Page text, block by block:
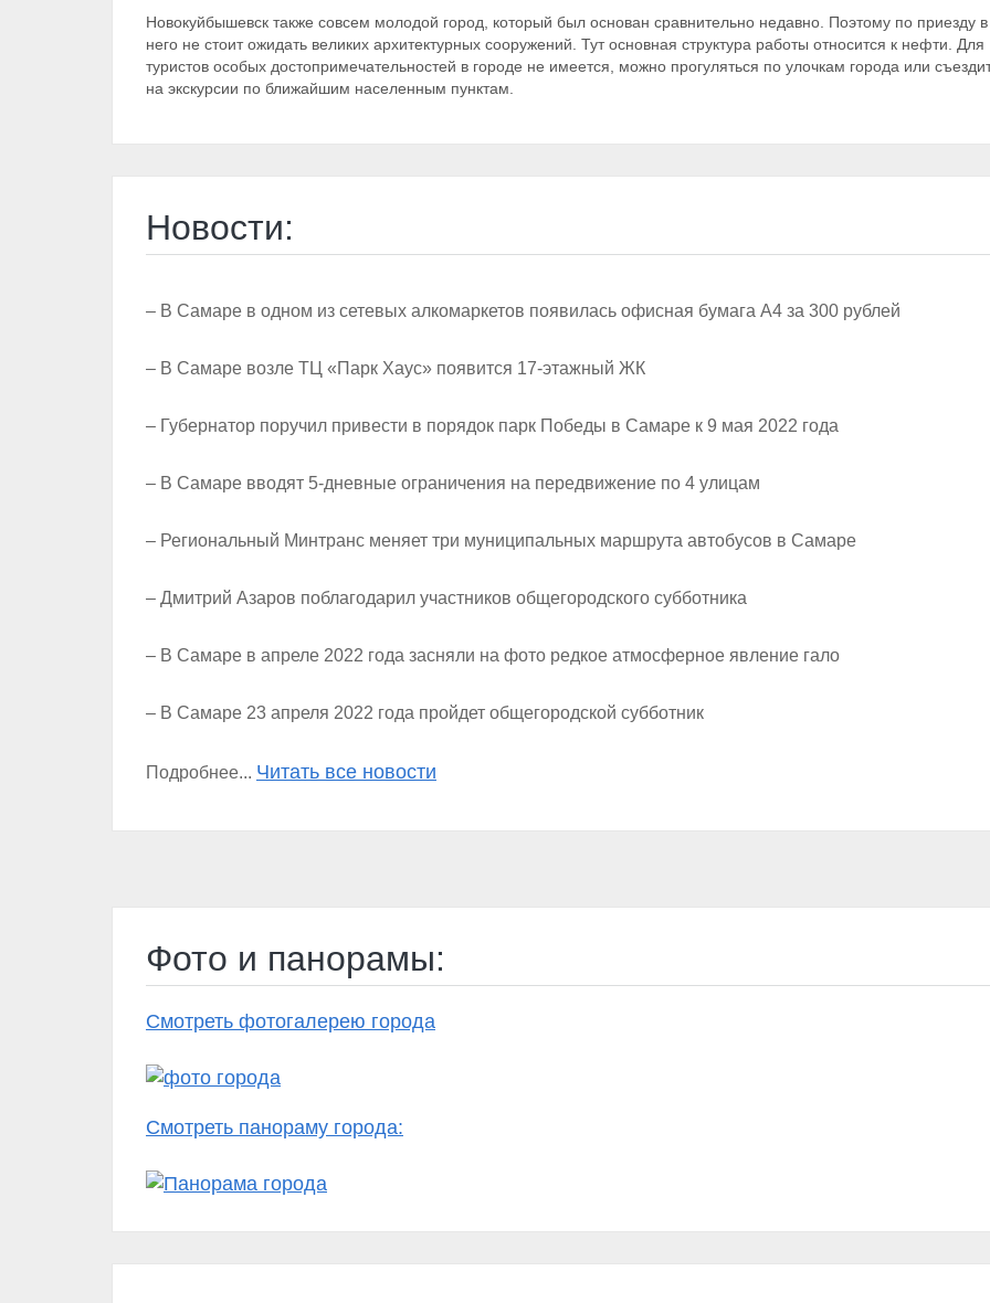
Новокуйбышевск также совсем молодой город, который был основан сравнительно недавно. Поэтому по приезду в
него не стоит ожидать великих архитектурных сооружений. Тут основная структура работы относится к нефти. Для
туристов особых достопримечательностей в городе не имеется, можно прогуляться по улочкам города или
на экскурсии по ближайшим населенным пунктам.
Новости:
– В Самаре в одном из сетевых алкомаркетов появилась офисная бумага А4 за 300 рублей
– В Самаре возле ТЦ «Парк Хаус» появится 17-этажный ЖК
– Губернатор поручил привести в порядок парк Победы в Самаре к 9 мая 2022 года
– В Самаре вводят 5-дневные ограничения на передвижение по 4 улицам
– Региональный Минтранс меняет три муниципальных маршрута автобусов в Самаре
– Дмитрий Азаров поблагодарил участников общегородского субботника
– В Самаре в апреле 2022 года засняли на фото редкое атмосферное явление гало
– В Самаре 23 апреля 2022 года пройдет общегородской субботник
Подробнее... Читать все новости
Фото и панорамы:
Смотреть фотогалерею города
Смотреть панораму города: